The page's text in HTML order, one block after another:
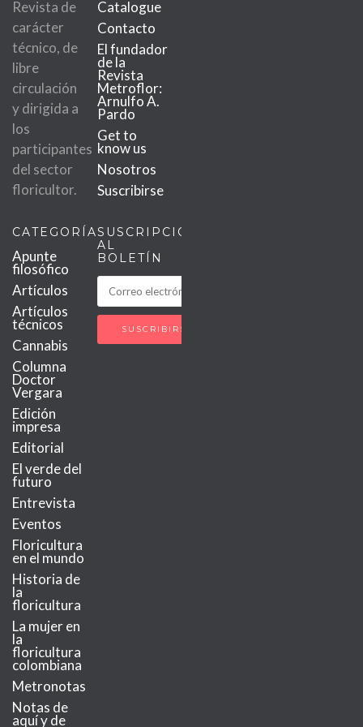
Revista de
carácter
técnico, de
libre
circulación
y dirigida a
los
participantes
del sector
floricultor.
Catalogue
Contacto
El fundador
de la
Revista
Metroflor:
Arnulfo A.
Pardo
Get to
know us
Nosotros
Suscribirse
CATEGORÍAS
Apunte
filosófico
Artículos
Artículos
técnicos
Cannabis
Columna
Doctor
Vergara
Edición
impresa
Editorial
El verde del
futuro
Entrevista
Eventos
Floricultura
en el mundo
Historia de
la
floricultura
La mujer en
la
floricultura
colombiana
Metronotas
Notas de
aquí y de
SUSCRIPCIÓN
AL
BOLETÍN